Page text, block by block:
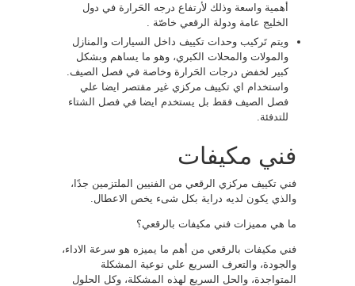
أهمية واسعة وذلك لأرتفاع درجه الحَرارة في دول
الخليج عامة ودولة الرقعي خاصّة .
ويتم تَركيب وحدات تكييف داخل السيارات والمنازل
والمولات والمحلات الكبري، وهو ما يساهم وبشكل
كبير لخفض درجات الحَرارة وخاصة في فصل الصيف.
واستخدام اي تكييف مركزي غير مقتصر ايضا علي
فصل الصيف فقط بل يستخدم ايضا في فصل الشتاء
للتدفئة.
فني مكيفات
فني تكييف مركزي الرقعي من الفنيين الملتزمين جدًا،
والذي يكون لديه دراية بكل شىء يخص الاعطال.
ما هي مميزات فني مكيفات بالرقعي؟
فني مكيفات بالرقعي من أهم ما يميزه هو سرعة الاداء،
والجودة، والتعرف السريع علي نوعية المشكلة
المتواجدة، والحل السريع لهذه المشكلة، وكل الحلول